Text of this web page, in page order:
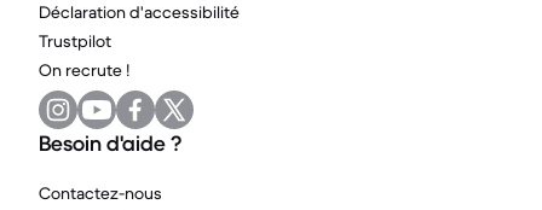
Déclaration d'accessibilité
Trustpilot
On recrute !
Besoin d'aide ?
Contactez-nous